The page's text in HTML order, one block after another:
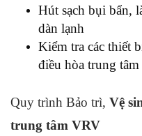
Hút sạch bụi bẩn,
dàn lạnh
Kiểm tra các thiết
điều hòa trung
Quy trình Bảo trì, Vệ
trung tâm VRV